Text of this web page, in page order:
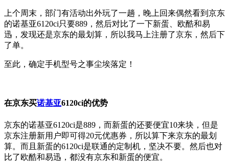
上个周末，部门有活动出外玩了一趟，晚上回来偶然看到京东
的诺基亚6120ci只要889，然后对比了一下新蛋、欧酷和易
迅，发现还是京东的最划算，所以我马上注册了京东，然后下
了单。
至此，确定手机型号之事尘埃落定！
在京东买诺基亚6120ci的优势
京东的诺基亚6120ci是889，而新蛋的还要便宜10来块，但是
京东注册新用户即可得20元优惠券，所以算下来京东的最划
算。而且新蛋的6120ci是联通的定制机，坚决不要。然后也对
比了欧酷和易迅，都没有京东和新蛋的便宜。